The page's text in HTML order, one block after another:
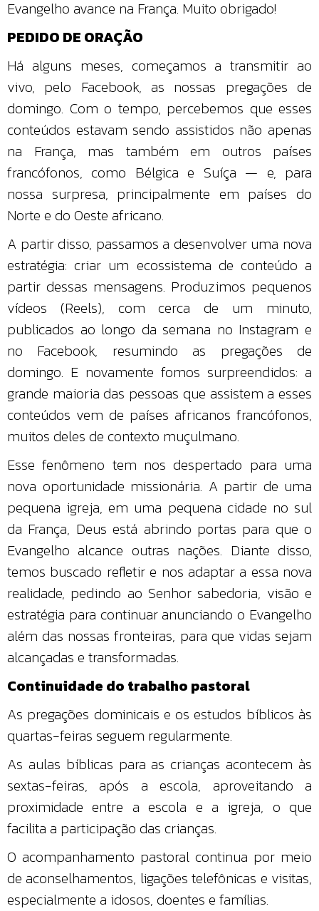
Evangelho avance na França. Muito obrigado!
PEDIDO DE ORAÇÃO
Há alguns meses, começamos a transmitir ao
vivo, pelo Facebook, as nossas pregações de
domingo. Com o tempo, percebemos que esses
conteúdos estavam sendo assistidos não apenas
na França, mas também em outros países
francófonos, como Bélgica e Suíça — e, para
nossa surpresa, principalmente em países do
Norte e do Oeste africano.
A partir disso, passamos a desenvolver uma nova
estratégia: criar um ecossistema de conteúdo a
partir dessas mensagens. Produzimos pequenos
vídeos (Reels), com cerca de um minuto,
publicados ao longo da semana no Instagram e
no Facebook, resumindo as pregações de
domingo. E novamente fomos surpreendidos: a
grande maioria das pessoas que assistem a esses
conteúdos vem de países africanos francófonos,
muitos deles de contexto muçulmano.
Esse fenômeno tem nos despertado para uma
nova oportunidade missionária. A partir de uma
pequena igreja, em uma pequena cidade no sul
da França, Deus está abrindo portas para que o
Evangelho alcance outras nações. Diante disso,
temos buscado refletir e nos adaptar a essa nova
realidade, pedindo ao Senhor sabedoria, visão e
estratégia para continuar anunciando o Evangelho
além das nossas fronteiras, para que vidas sejam
alcançadas e transformadas.
Continuidade do trabalho pastoral
As pregações dominicais e os estudos bíblicos às
quartas-feiras seguem regularmente.
As aulas bíblicas para as crianças acontecem às
sextas-feiras, após a escola, aproveitando a
proximidade entre a escola e a igreja, o que
facilita a participação das crianças.
O acompanhamento pastoral continua por meio
de aconselhamentos, ligações telefônicas e visitas,
especialmente a idosos, doentes e famílias.